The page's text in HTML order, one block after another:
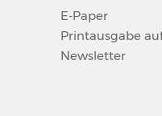
E-Paper
Printausgabe
Newsletter